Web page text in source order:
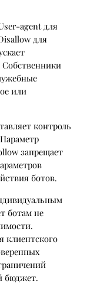
agent для
для
или
контроль
запрещает
ботов.
ботам не
клиентского
бюджет.